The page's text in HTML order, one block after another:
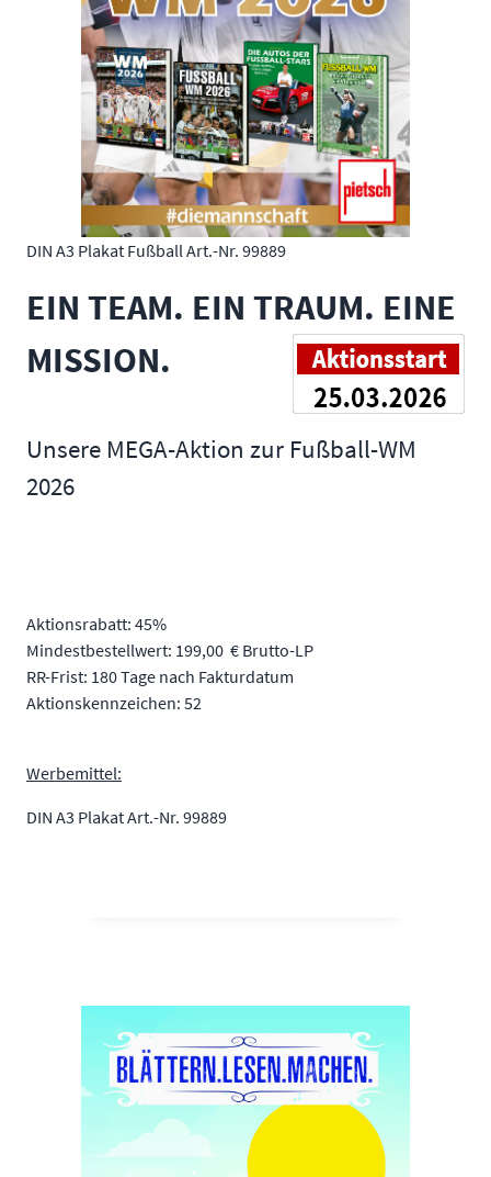
DIN A3 Plakat Fußball Art.-Nr. 99889
EIN TEAM. EIN TRAUM. EINE
MISSION.
Unsere MEGA-Aktion zur Fußball-WM
2026
Aktionsrabatt: 45%
Mindestbestellwert: 199,00 € Brutto-LP
RR-Frist: 180 Tage nach Fakturdatum
Aktionskennzeichen: 52
Werbemittel:
DIN A3 Plakat Art.-Nr. 99889